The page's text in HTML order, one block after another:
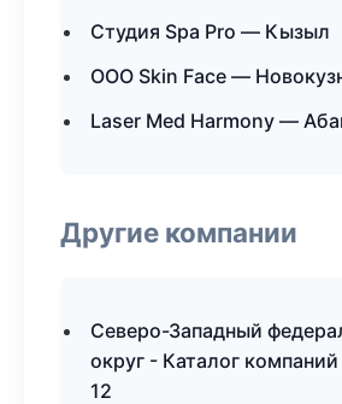
Студия Spa Pro — Кызыл
ООО Skin Face —
Laser Med Harmony —
Другие компании
Северо-Западный
округ - Каталог
12